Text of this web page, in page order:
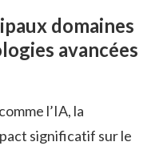
domaines
avancées
l’IA, la
significatif sur le